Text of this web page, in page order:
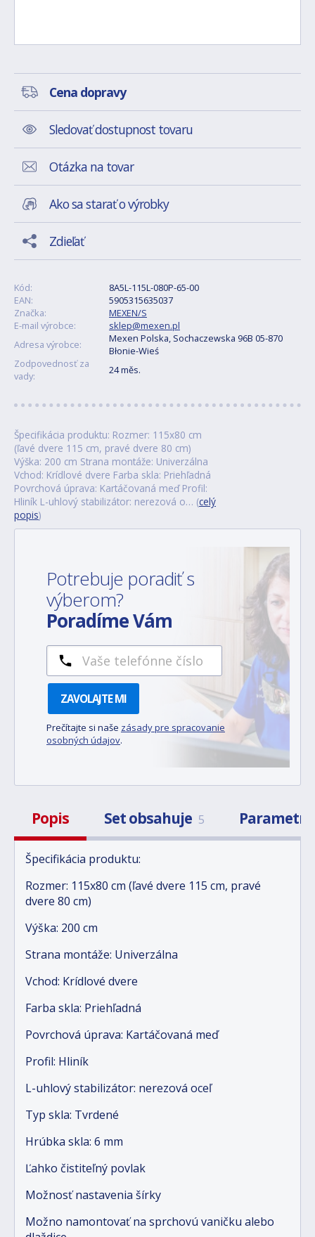
Cena dopravy
Sledovať dostupnost tovaru
Otázka na tovar
Ako sa starať o výrobky
Zdieľať
Kód:
8A5L-115L-080P-65-00
EAN:
5905315635037
Značka:
MEXEN/S
E-mail výrobce:
sklep@mexen.pl
Adresa výrobce:
Mexen Polska, Sochaczewska 96B 05-870
Błonie-Wieś
Zodpovednosť za
vady:
24 měs.
Špecifikácia produktu: Rozmer: 115x80 cm
(ľavé dvere 115 cm, pravé dvere 80 cm)
Výška: 200 cm Strana montáže: Univerzálna
Vchod: Krídlové dvere Farba skla: Priehľadná
Povrchová úprava: Kartáčovaná meď Profil:
Hliník L-uhlový stabilizátor: nerezová o… (celý
popis)
Potrebuje poradiť s
výberom?
Poradíme Vám
ZAVOLAJTE MI
Prečítajte si naše zásady pre spracovanie
osobných údajov.
Popis Set obsahuje 5 Parametre
Špecifikácia produktu:
Rozmer: 115x80 cm (ľavé dvere 115 cm, pravé
dvere 80 cm)
Výška: 200 cm
Strana montáže: Univerzálna
Vchod: Krídlové dvere
Farba skla: Priehľadná
Povrchová úprava: Kartáčovaná meď
Profil: Hliník
L-uhlový stabilizátor: nerezová oceľ
Typ skla: Tvrdené
Hrúbka skla: 6 mm
Ľahko čistiteľný povlak
Možnosť nastavenia šírky
Možno namontovať na sprchovú vaničku alebo